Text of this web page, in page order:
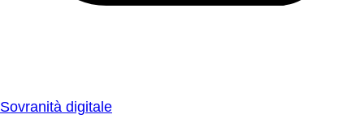
Sovranità digitale